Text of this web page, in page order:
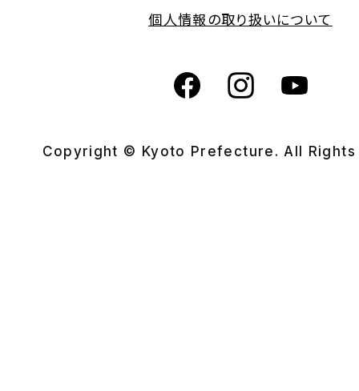
個人情報の取り扱いについて
Copyright © Kyoto Prefecture. All Rights